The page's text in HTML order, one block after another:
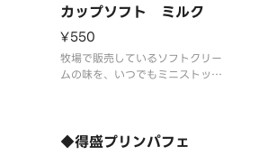
カップソフト ミルク
¥550
牧場で販売しているソフトクリー
ムの味を、いつでもミニストップ
◆得盛プリンパフェ